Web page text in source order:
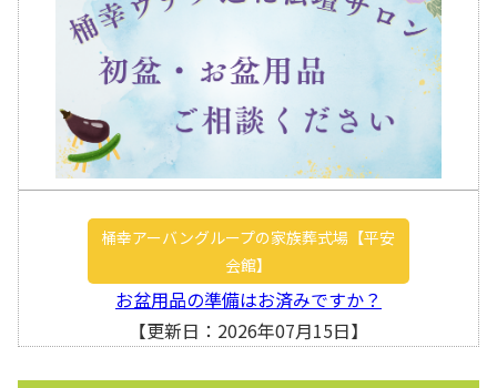
桶幸アーバングループの家族葬式場【平安
会館】
お盆用品の準備はお済みですか？
【更新日：2026年07月15日】